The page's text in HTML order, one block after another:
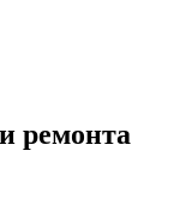
ремонта